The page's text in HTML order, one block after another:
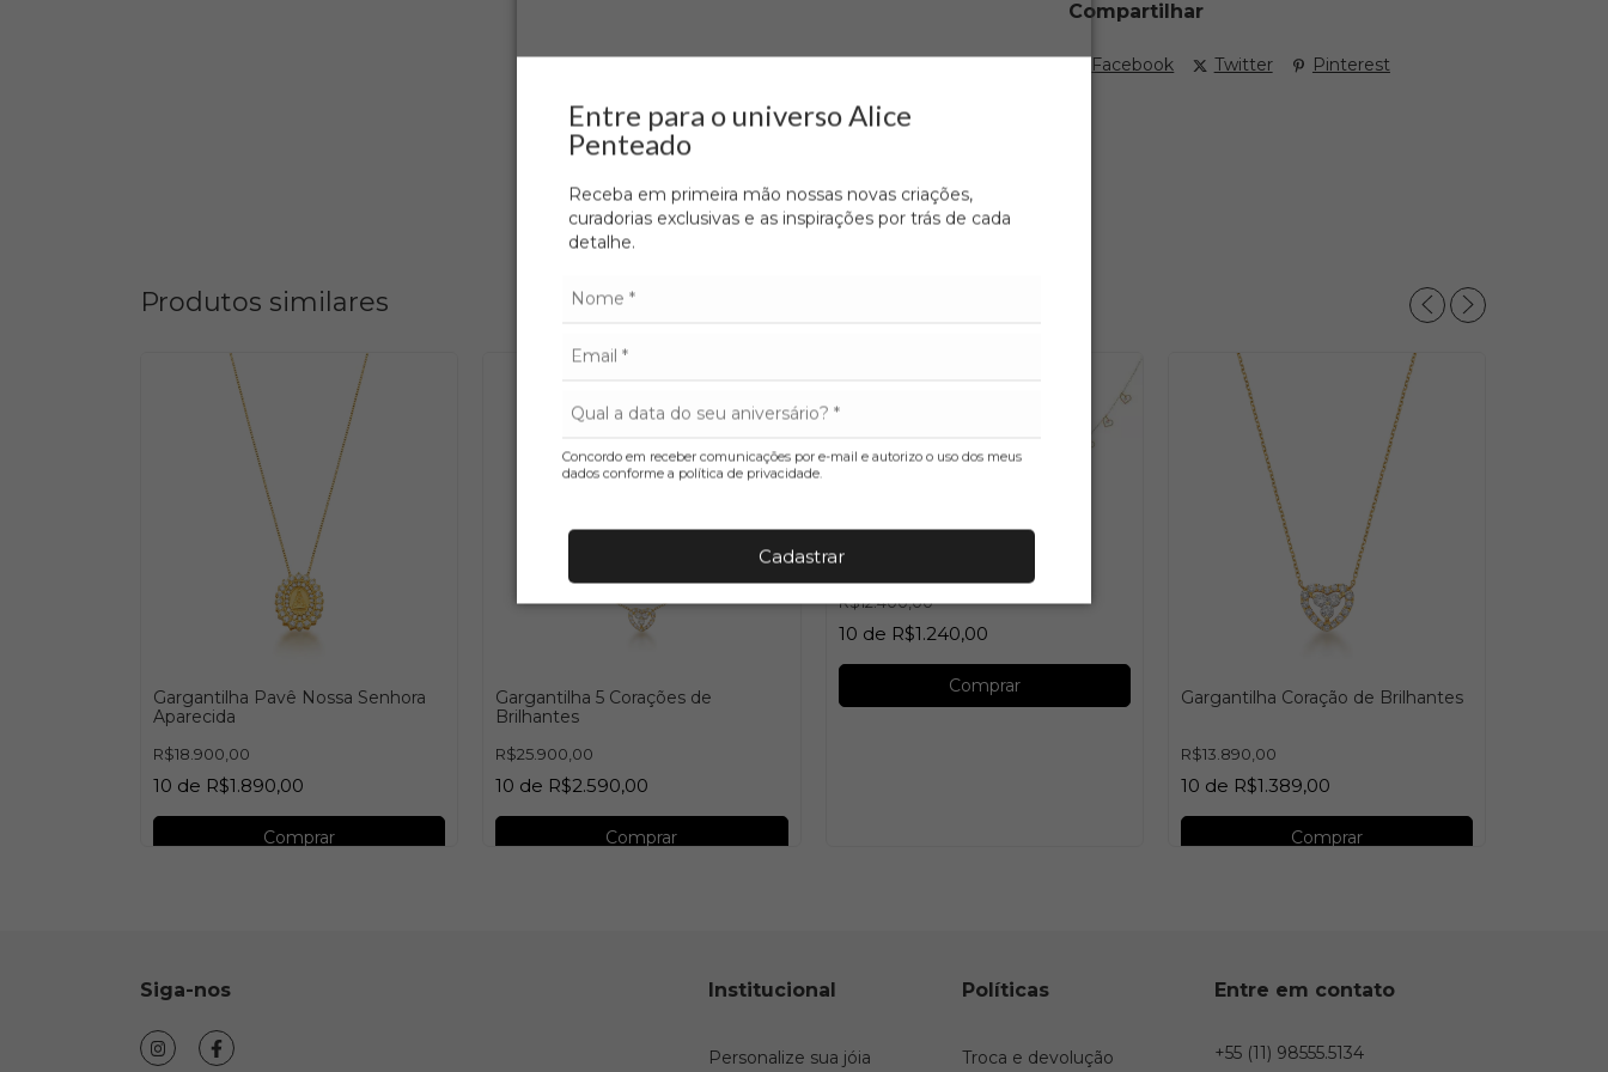
Entre para o universo Alice
Penteado
Receba em primeira mão nossas novas criações,
curadorias exclusivas e as inspirações por trás de cada
detalhe.
Concordo em receber comunicações por e-mail e autorizo o uso dos meus
dados conforme a política de privacidade.
Cadastrar
Compartilhar
Facebook Twitter Pinterest
Produtos similares
Gargantilha Pavê Nossa Senhora
Aparecida
R$18.900,00
10 de R$1.890,00
Comprar
Gargantilha 5 Corações de
Brilhantes
R$25.900,00
10 de R$2.590,00
Comprar
R$12.400,00
10 de R$1.240,00
Comprar
Gargantilha Coração de Brilhantes
R$13.890,00
10 de R$1.389,00
Comprar
Siga-nos Institucional
Personalize sua jóia
Políticas
Troca e devolução
Entre em contato
+55 (11) 98555.5134